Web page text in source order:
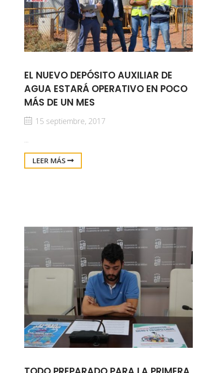
EL NUEVO DEPÓSITO AUXILIAR DE
AGUA ESTARÁ OPERATIVO EN POCO
MÁS DE UN MES
15 septiembre, 2017
...
LEER MÁS